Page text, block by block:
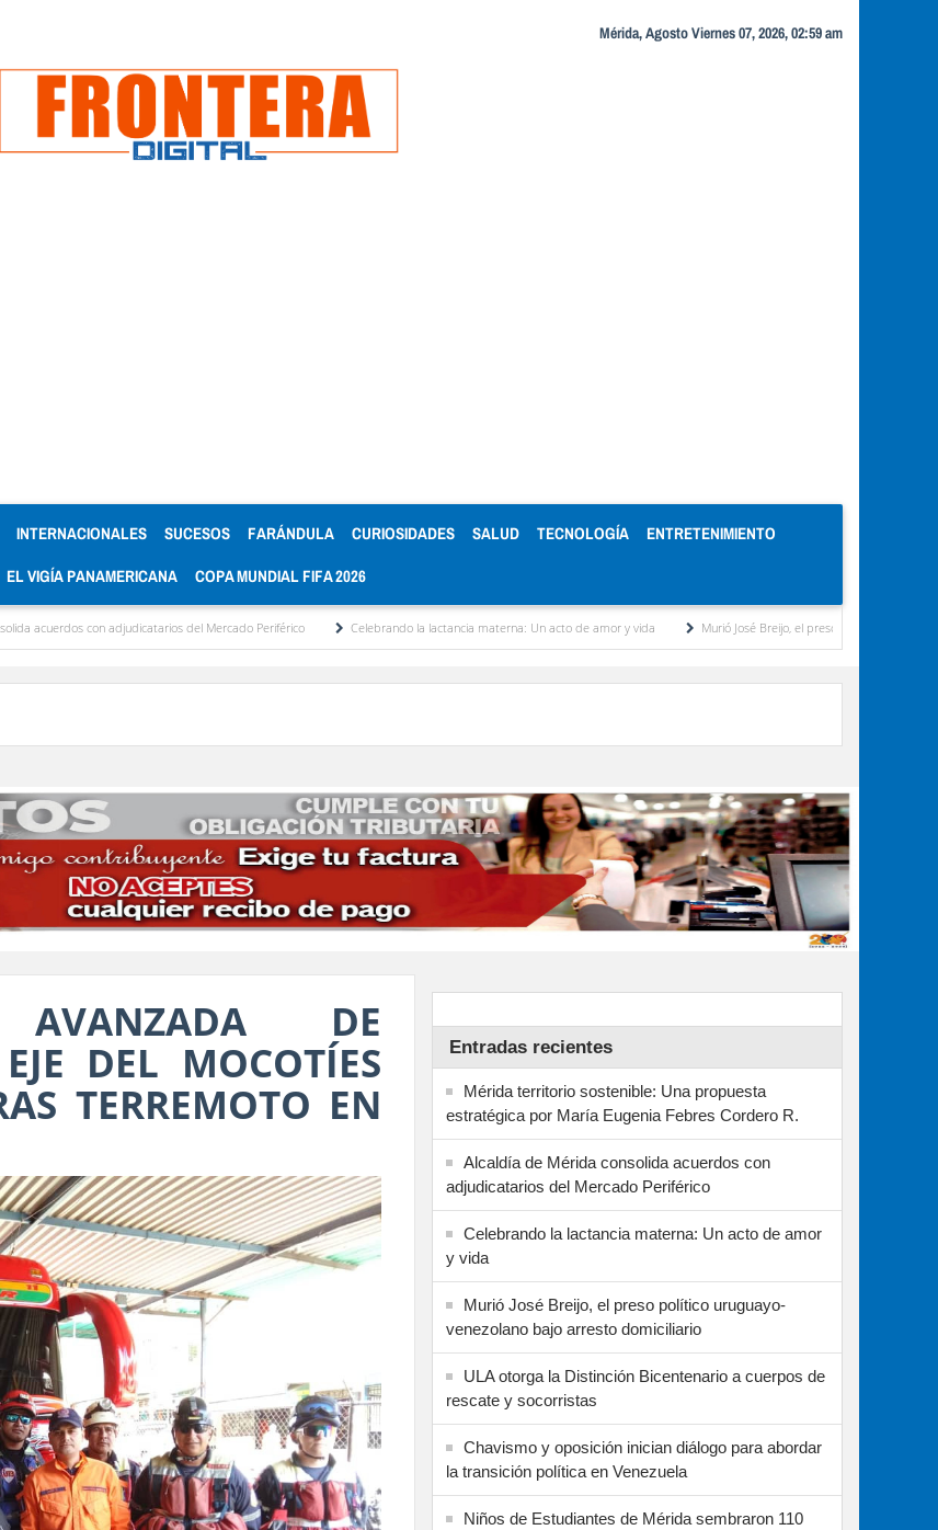
Mérida, Agosto Viernes 07, 2026, 02:59 am
INTERNACIONALES SUCESOS FARÁNDULA CURIOSIDADES SALUD TECNOLOGÍA ENTRETENIMIENTO
EL VIGÍA PANAMERICANA COPA MUNDIAL FIFA 2026
con adjudicatarios del Mercado Periférico Celebrando la lactancia materna: Un acto de amor y vida Murió José Breijo, el preso político uruguayo-venezolano
DE
DEL MOCOTÍES
TERREMOTO EN
Entradas recientes
Mérida territorio sostenible: Una propuesta
estratégica por María Eugenia Febres Cordero R.
Alcaldía de Mérida consolida acuerdos con
adjudicatarios del Mercado Periférico
Celebrando la lactancia materna: Un acto de amor
y vida
Murió José Breijo, el preso político uruguayo-
venezolano bajo arresto domiciliario
ULA otorga la Distinción Bicentenario a cuerpos de
rescate y socorristas
Chavismo y oposición inician diálogo para abordar
la transición política en Venezuela
Niños de Estudiantes de Mérida sembraron 110